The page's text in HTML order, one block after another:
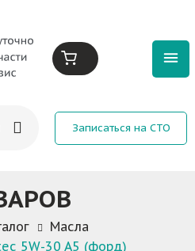
Записаться на СТО
Масла
5W-30 A5 (форд)